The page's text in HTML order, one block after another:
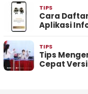
TIPS
Cara
Aplikasi
TIPS
Tips
Cepat